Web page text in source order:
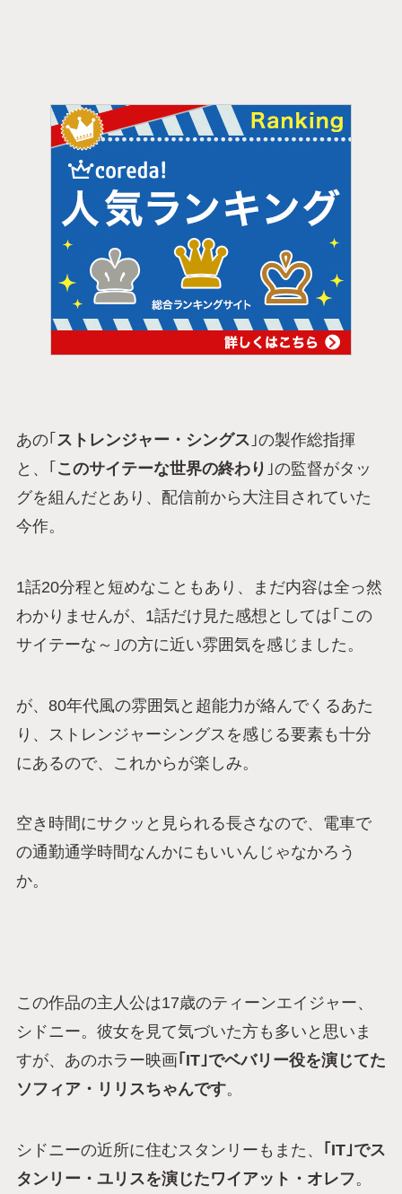
あの｢ ストレンジャー・シングス ｣の製作総指揮
と、｢ このサイテーな世界の終わり ｣の監督がタッ
グを組んだとあり、配信前から大注目されていた
今作。
1話20分程と短めなこともあり、まだ内容は全っ然
わかりませんが、1話だけ見た感想としては｢この
サイテーな～｣の方に近い雰囲気を感じました。
が、80年代風の雰囲気と超能力が絡んでくるあた
り、ストレンジャーシングスを感じる要素も十分
にあるので、これからが楽しみ。
空き時間にサクッと見られる長さなので、電車で
の通勤通学時間なんかにもいいんじゃなかろう
か。
この作品の主人公は17歳のティーンエイジャー、
シドニー。彼女を見て気づいた方も多いと思いま
すが、あのホラー映画｢IT｣でベバリー役を演じてた
ソフィア・リリスちゃんです。
シドニーの近所に住むスタンリーもまた、
｢IT｣でス
タンリー・ユリスを演じたワイアット・オレフ。